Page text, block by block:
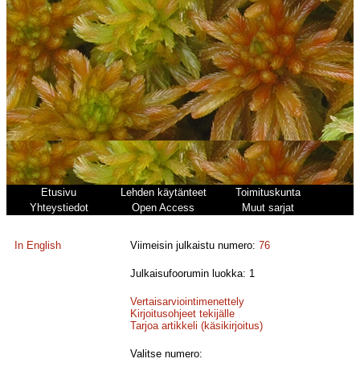
Etusivu Lehden käytänteet
Toimituskunta
Yhteystiedot
Open Access Muut sarjat
In English Viimeisin julkaistu numero:76
Julkaisufoorumin luokka: 1
Vertaisarviointimenettely
Kirjoitusohjeet tekijälle
Tarjoa artikkeli (käsikirjoitus)
Valitse numero: